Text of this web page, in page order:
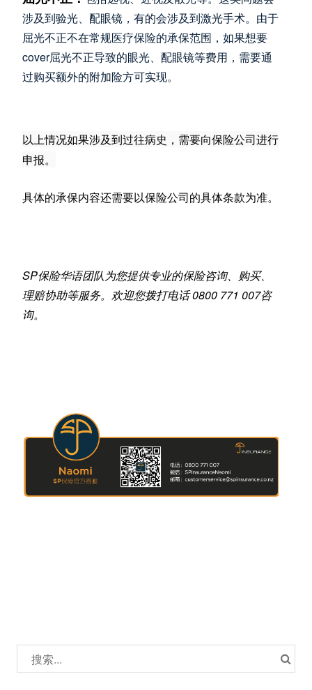
涉及到验光、配眼镜，有的会涉及到激光手术。由于
屈光不正不在常规医疗保险的承保范围，如果想要
cover屈光不正导致的眼光、配眼镜等费用，需要通
过购买额外的附加险方可实现。
以上情况如果涉及到过往病史，需要向保险公司进行
申报。
具体的承保内容还需要以保险公司的具体条款为准。
SP保险华语团队为您提供专业的保险咨询、购买、
理赔协助等服务。欢迎您拨打电话 0800 771 007咨
询。